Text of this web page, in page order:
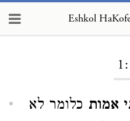
Eshkol
אמות כלומר לא